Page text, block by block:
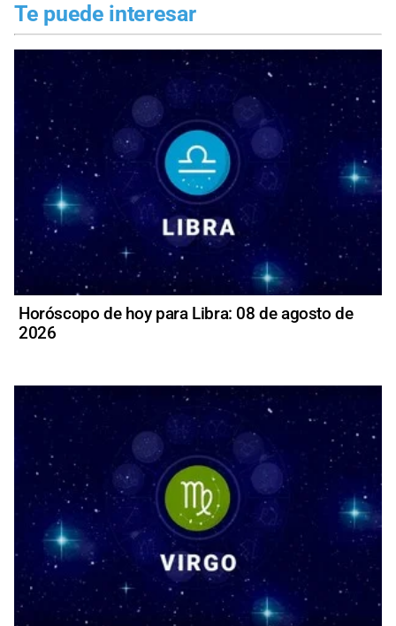
Te puede interesar
Horóscopo de hoy para Libra: 08 de agosto de
2026